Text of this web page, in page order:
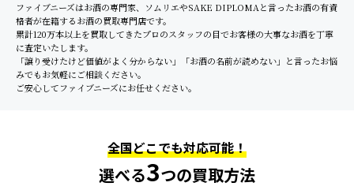
ファイブニーズはお酒の専門家、ソムリエやSAKE DIPLOMAと言ったお酒の有資
格者が在籍するお酒の買取専門店です。
累計120万本以上を買取してきたプロのスタッフの目でお客様の大事なお酒を丁寧
に査定いたします。
「譲り受けたけど価値がよく分からない」「お酒の名前が読めない」と言ったお悩
みでもお気軽にご相談ください。
ご安心してファイブニーズにお任せください。
全国どこでも対応可能！
選べる3つの買取方法